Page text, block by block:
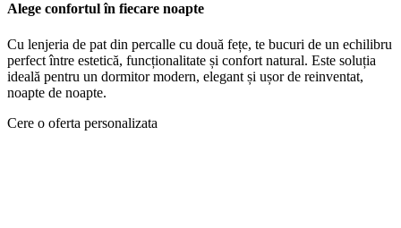
Alege confortul în fiecare noapte
Cu lenjeria de pat din percalle cu două fețe, te bucuri de un echilibru
perfect între estetică, funcționalitate și confort natural. Este soluția
ideală pentru un dormitor modern, elegant și ușor de reinventat,
noapte de noapte.
Cere o oferta personalizata